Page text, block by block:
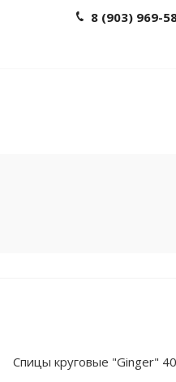
8 (903) 969-
Спицы круговые "Ginger"